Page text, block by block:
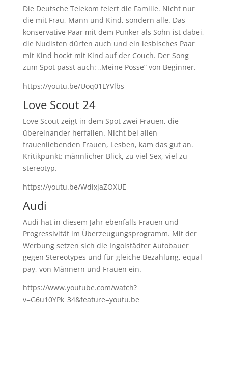
Die Deutsche Telekom feiert die Familie. Nicht nur
die mit Frau, Mann und Kind, sondern alle. Das
konservative Paar mit dem Punker als Sohn ist dabei,
die Nudisten dürfen auch und ein lesbisches Paar
mit Kind hockt mit Kind auf der Couch. Der Song
zum Spot passt auch: „Meine Posse“ von Beginner.
https://youtu.be/Uoq01LYVlbs
Love Scout 24
Love Scout zeigt in dem Spot zwei Frauen, die
übereinander herfallen. Nicht bei allen
frauenliebenden Frauen, Lesben, kam das gut an.
Kritikpunkt: männlicher Blick, zu viel Sex, viel zu
stereotyp.
https://youtu.be/WdixjaZOXUE
Audi
Audi hat in diesem Jahr ebenfalls Frauen und
Progressivität im Überzeugungsprogramm. Mit der
Werbung setzen sich die Ingolstädter Autobauer
gegen Stereotypes und für gleiche Bezahlung, equal
pay, von Männern und Frauen ein.
https://www.youtube.com/watch?
v=G6u10YPk_34&feature=youtu.be